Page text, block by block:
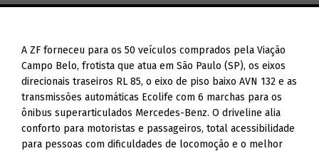
A ZF forneceu para os 50 veículos comprados pela Viação
Campo Belo, frotista que atua em São Paulo (SP), os eixos
direcionais traseiros RL 85, o eixo de piso baixo AVN 132 e as
transmissões automáticas Ecolife com 6 marchas para os
ônibus superarticulados Mercedes-Benz. O driveline alia
conforto para motoristas e passageiros, total acessibilidade
para pessoas com dificuldades de locomoção e o melhor